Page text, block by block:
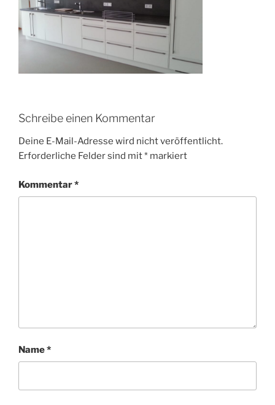
Schreibe einen Kommentar
Deine E-Mail-Adresse wird nicht veröffentlicht.
Erforderliche Felder sind mit* markiert
Kommentar*
Name*